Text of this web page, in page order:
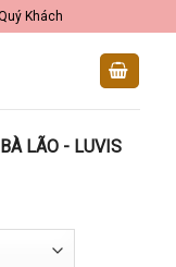
Khách
BÀ LÃO - LUVIS